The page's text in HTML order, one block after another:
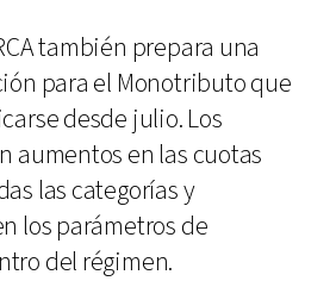
también prepara una
para el Monotributo que
desde julio. Los
aumentos en las cuotas
las categorías y
los parámetros de
del régimen.